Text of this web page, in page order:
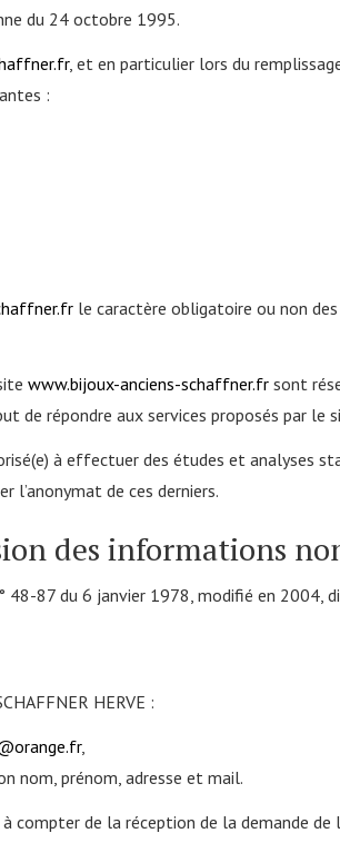
du 24 octobre 1995.
, et en particulier lors du
:
le caractère obligatoire ou non
www.bijoux-anciens-schaffner.fr sont
de répondre aux services proposés par le
à effectuer des études et
l’anonymat de ces derniers.
des informations
87 du 6 janvier 1978, modifié en 2004,
HERVE :
,
nom, prénom, adresse et mail.
compter de la réception de la demande de